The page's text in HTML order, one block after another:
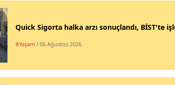
Batman
Şırnak
Quick Sigorta halka arzı sonuçlandı, BİST'te
#Yaşam / 06 Ağustos 2026